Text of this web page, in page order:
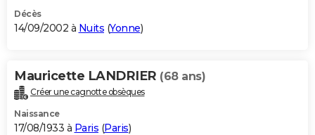
Décès
14/09/2002 à Nuits (Yonne)
Mauricette LANDRIER (68 ans)
Créer une cagnotte obsèques
Naissance
17/08/1933 à Paris (Paris)